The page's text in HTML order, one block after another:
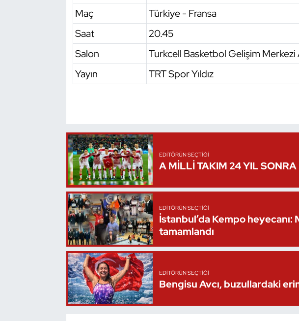
Maç
Türkiye - Fransa
Saat
20.45
Salon
Turkcell Basketbol Gelişim Merkezi
Yayın
TRT Spor Yıldız
EDITÖRÜN SEÇTIĞI
A MİLLİ TAKIM 24 YIL SONRA
EDITÖRÜN SEÇTIĞI
İstanbul’da Kempo heyecanı:
tamamlandı
EDITÖRÜN SEÇTIĞI
Bengisu Avcı, buzullardaki
Oryantiring
Özel Sporcular
Paralimpik